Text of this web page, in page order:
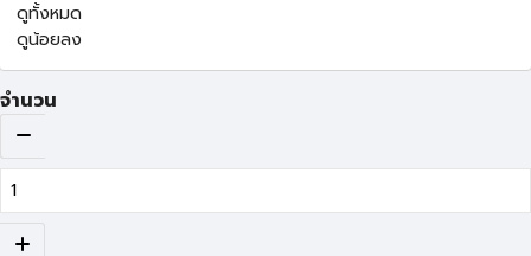
ดูทั้งหมด
ดูน้อยลง
จำนวน